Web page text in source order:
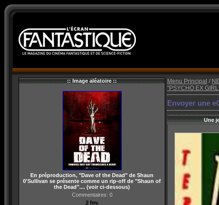
:: Image aléatoire ::
En préproduction, "Dave of the Dead" de Shaun
0'Sullivan se présente comme un rip-off de "Shaun of
the Dead".... (voir ci-dessous)
Commentaires: 0
2 fev.
Menu Principal /
"PSYCHO EX
Envoyer une
Une